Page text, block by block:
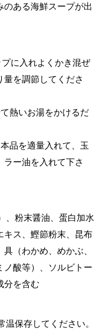
ある海鮮スープが出
に入れよくかき混ぜ
を調節してくださ
熱いお湯をかけるだ
品を適量入れて、玉
ー油を入れて下さ
粉末醤油、蛋白加水
キス、鰹節粉末、昆布
（わかめ、めかぶ、
ノ酸等）、ソルビトー
分を含む
保存してください。